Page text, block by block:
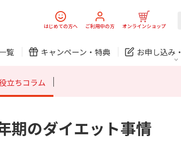
はじめての方へ ご利用中の方 オンラインショップ
覧 キャンペーン・ 特典 お申し込み・
スマホ でんき
画 ニュースリリース
スマホ でんき
立ちコラム
スマホ でんき
期のダイエット事情